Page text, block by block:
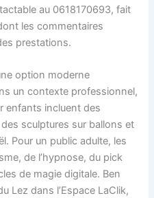
au 0618170693, fait
les commentaires
prestations.
option moderne
un contexte professionnel,
enfants incluent des
sculptures sur ballons et
Pour un public adulte, les
de l’hypnose, du pick
de magie digitale. Ben
Lez dans l’Espace LaClik,